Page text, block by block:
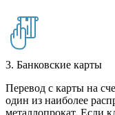
3. Банковские карты
Перевод с карты на
один из наиболее